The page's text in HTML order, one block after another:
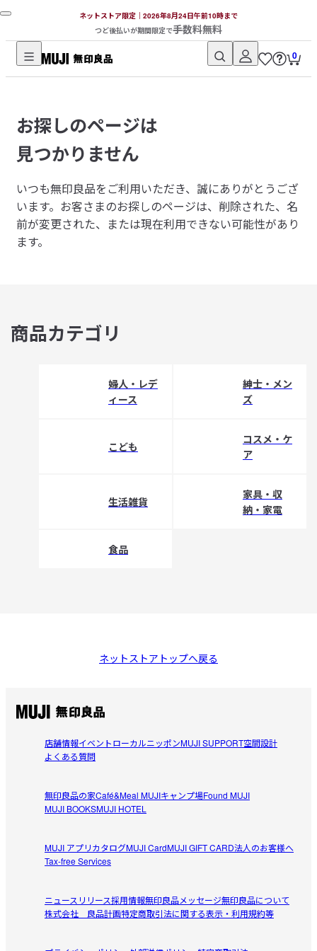
ネットストア限定｜2026年8月24日午前10時まで
つど後払いが期間限定で手数料無料
無
品
ネ
ッ
ト
ス
ト
ア
0
お探しのページは
見つかりません
いつも無印良品をご利用いただき、誠にありがとうござ
います。 お客さまのお探しのページは、削除された、名
前が変更された、または現在利用できない可能性があり
ます。
商品カテゴリ
婦人・レデ
ィース
紳士・メン
ズ
こども
コスメ・ケ
ア
生活雑貨
家具・収
納・家電
食品
ネットストアトップへ戻る
店舗情報イベントローカルニッポンMUJI SUPPORT空間設計
よくある質問
無印良品の家Café&Meal MUJIキャンプ場Found MUJI
MUJI BOOKSMUJI HOTEL
MUJI アプリカタログMUJI CardMUJI GIFT CARD法人のお客様へ
Tax-free Services
ニュースリリース採用情報無印良品メッセージ無印良品について
株式会社 良品計画特定商取引法に関する表示・利用規約等